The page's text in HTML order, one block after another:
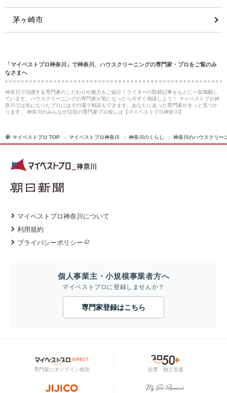
茅ヶ崎市
「マイベストプロ神奈川」で神奈川、ハウスクリーニングの専門家・プロをご覧のみ
なさまへ
神奈川で活躍する専門家のこだわりや魅力をご紹介！ライターの取材記事をもとに一挙掲載し
ています。ハウスクリーニングの専門家が気になったら今すぐ相談しよう！ マイベストプロ神
奈川では気になったプロにはその場で相談もできます。あなたにあった専門家がきっと見つか
ります。 神奈川のみんなが注目の専門家プロ探しは【マイベストプロ神奈川】
マイベストプロ TOP マイベストプロ神奈川 神奈川のくらし 神奈川のハウスクリー
マイベストプロ神奈川について
利用規約
プライバシーポリシー
個人事業主・小規模事業者方へ
マイベストプロに登録しませんか？
専門家登録はこちら
専門家にオンライン相談 起業・独立支援